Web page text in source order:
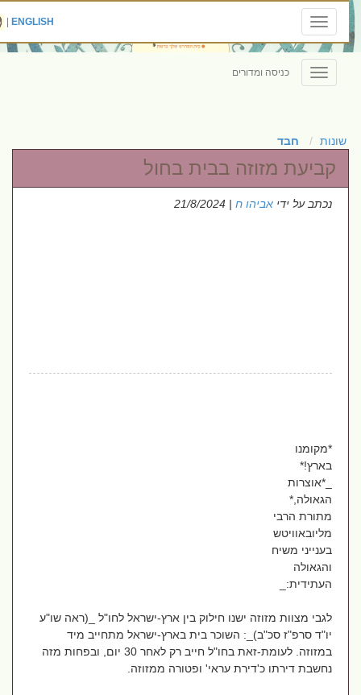
Toggle
navigation
ENGLISH
|
Toggle
navigation
כניסה ומדורים
שונות חבד
קביעת מזוזה בבית בחול
נכתב על ידיאביהו ח| 21/8/2024
*מקומנו
בארץ!*
_*אוצרות
הגאולה,*
מתורת הרבי
מליובאוויטש
בענייני משיח
והגאולה
העתידית:_
לגבי מצוות מזוזה ישנו חילוק בין ארץ-ישראל לחו"ל _(ראה שו"ע
יו"ד סרפ"ז סכ"ב)_: השוכר בית בארץ-ישראל מתחייב מיד
במזוזה. לעומת-זאת בחו"ל חייב רק לאחר 30 יום, ובפחות מזה
נחשבת דירתו כ'דירת עראי' ופטורה ממזוזה.